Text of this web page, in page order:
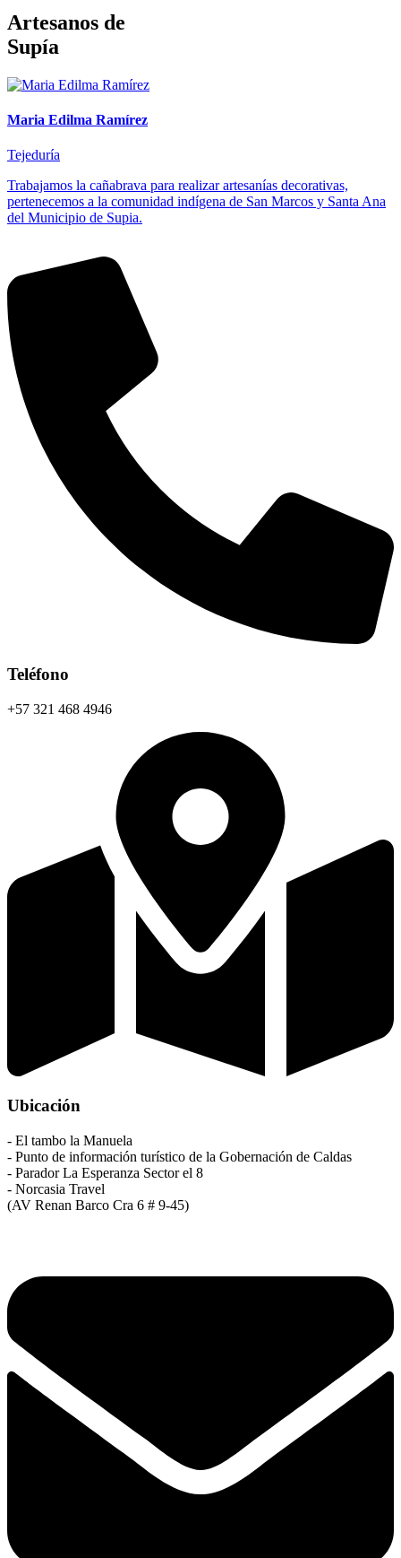
Artesanos de
Supía
Maria Edilma Ramírez
Tejeduría
Trabajamos la cañabrava para realizar artesanías decorativas,
pertenecemos a la comunidad indígena de San Marcos y Santa Ana
del Municipio de Supia.
Teléfono
+57 321 468 4946
Ubicación
- El tambo la Manuela
- Punto de información turístico de la Gobernación de Caldas
- Parador La Esperanza Sector el 8
- Norcasia Travel
(AV Renan Barco Cra 6 # 9-45)